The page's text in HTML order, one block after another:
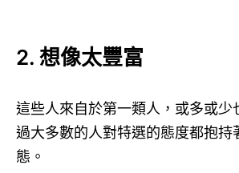
2. 想像太豐富
這些人來自於第一類人，或多或少
過大多數的人對特選的態度都抱持
態。